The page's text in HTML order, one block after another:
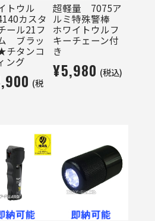
トウル
カスタ
ール21フ
ブラッ
タンコ
ング
(税
超軽量 7075ア
ルミ特殊警棒
ホワイトウルフ
キーチェーン付
き
¥5,980 (税込)